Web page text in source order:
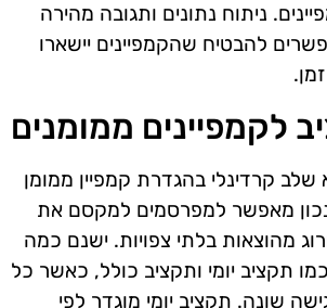
ניתוח נתונים ותגובה מהירה
להבטיח שהקמפיינים יישארו
לקמפיינים ממומנים
שלב קרדינלי בהגדרת קמפיין ממומן
נכון מאפשר למפרסמים למקסם את
מהוצאות בלתי צפויות. ישנם כמה
תקציב יומי ותקציב כולל, כאשר כל
שונה. תקציב יומי מוגדר לפי